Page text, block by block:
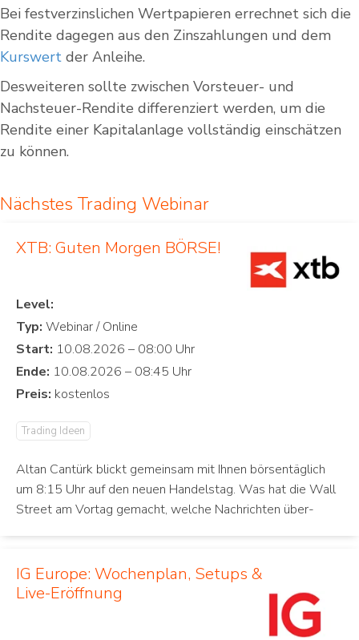
Bei festverzinslichen Wertpapieren errechnet sich die
Rendite dagegen aus den Zinszahlungen und dem
Kurswert der Anleihe.
Desweiteren sollte zwischen Vorsteuer- und
Nachsteuer-Rendite differenziert werden, um die
Rendite einer Kapitalanlage vollständig einschätzen
zu können.
Nächstes Trading Webinar
XTB: Guten Morgen BÖRSE!
Level:
Typ:
Start:
Ende:
Preis:
Trading Ideen
Altan Cantürk blickt gemeinsam mit Ihnen börsentäglich
um 8:15 Uhr auf den neuen Handelstag. Was hat die Wall
Street am Vortag gemacht, welche Nachrichten über-
IG Europe: Wochenplan, Setups &
Live-Eröffnung